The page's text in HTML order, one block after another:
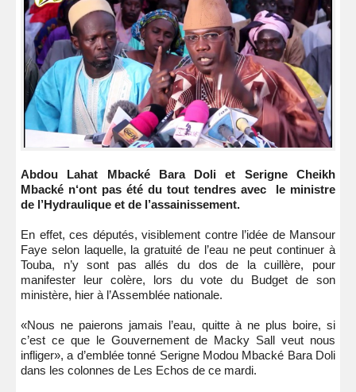
Abdou Lahat Mbacké Bara Doli et Serigne Cheikh
Mbacké n‘ont pas été du tout tendres avec le ministre
de l’Hydraulique et de l’assainissement.
En effet, ces députés, visiblement contre l’idée de Mansour
Faye selon laquelle, la gratuité de l’eau ne peut continuer à
Touba, n’y sont pas allés du dos de la cuillère, pour
manifester leur colère, lors du vote du Budget de son
ministère, hier à l’Assemblée nationale.
«Nous ne paierons jamais l’eau, quitte à ne plus boire, si
c’est ce que le Gouvernement de Macky Sall veut nous
infliger», a d’emblée tonné Serigne Modou Mbacké Bara Doli
dans les colonnes de Les Echos de ce mardi.